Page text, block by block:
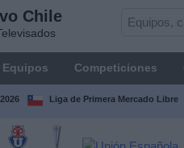
Chile
Equipos Competiciones
Liga de Primera Mercado Libre